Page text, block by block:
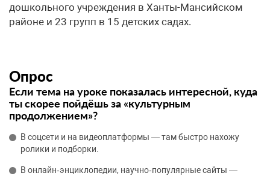
дошкольного учреждения в Ханты-Мансийском
районе и 23 групп в 15 детских садах.
Опрос
Если тема на уроке показалась интересной, куда
ты скорее пойдёшь за «культурным
продолжением»?
В соцсети и на видеоплатформы — там быстро нахожу
ролики и подборки.
В онлайн‑энциклопедии, научно‑популярные сайты —